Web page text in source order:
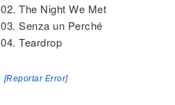
02. The Night We Met
03. Senza un Perché
04. Teardrop
[Reportar Error]